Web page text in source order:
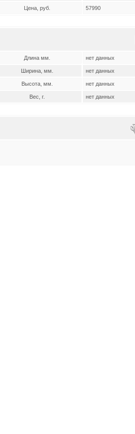
Цена, руб. 57990
Длина мм. нет данных
Ширина, мм. нет данных
Высота, мм. нет данных
Вес, г. нет данных